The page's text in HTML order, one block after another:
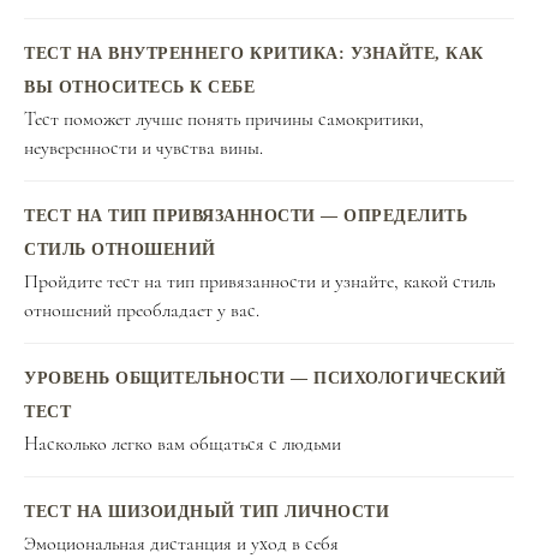
ТЕСТ НА ВНУТРЕННЕГО КРИТИКА: УЗНАЙТЕ, КАК
ВЫ ОТНОСИТЕСЬ К СЕБЕ
Тест поможет лучше понять причины самокритики,
неуверенности и чувства вины.
ТЕСТ НА ТИП ПРИВЯЗАННОСТИ — ОПРЕДЕЛИТЬ
СТИЛЬ ОТНОШЕНИЙ
Пройдите тест на тип привязанности и узнайте, какой стиль
отношений преобладает у вас.
УРОВЕНЬ ОБЩИТЕЛЬНОСТИ — ПСИХОЛОГИЧЕСКИЙ
ТЕСТ
Насколько легко вам общаться с людьми
ТЕСТ НА ШИЗОИДНЫЙ ТИП ЛИЧНОСТИ
Эмоциональная дистанция и уход в себя